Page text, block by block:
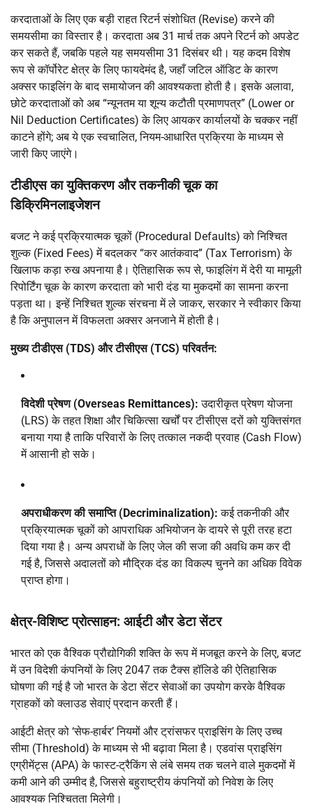
करदाताओं के लिए एक बड़ी राहत रिटर्न संशोधित (Revise) करने की
समयसीमा का विस्तार है। करदाता अब 31 मार्च तक अपने रिटर्न को अपडेट
कर सकते हैं, जबकि पहले यह समयसीमा 31 दिसंबर थी। यह कदम विशेष
रूप से कॉर्पोरेट क्षेत्र के लिए फायदेमंद है, जहाँ जटिल ऑडिट के कारण
अक्सर फाइलिंग के बाद समायोजन की आवश्यकता होती है। इसके अलावा,
छोटे करदाताओं को अब “न्यूनतम या शून्य कटौती प्रमाणपत्र” (Lower or
Nil Deduction Certificates) के लिए आयकर कार्यालयों के चक्कर नहीं
काटने होंगे; अब ये एक स्वचालित, नियम-आधारित प्रक्रिया के माध्यम से
जारी किए जाएंगे।
टीडीएस का युक्तिकरण और तकनीकी चूक का
डिक्रिमिनलाइजेशन
बजट ने कई प्रक्रियात्मक चूकों (Procedural Defaults) को निश्चित
शुल्क (Fixed Fees) में बदलकर “कर आतंकवाद” (Tax Terrorism) के
खिलाफ कड़ा रुख अपनाया है। ऐतिहासिक रूप से, फाइलिंग में देरी या मामूली
रिपोर्टिंग चूक के कारण करदाता को भारी दंड या मुकदमों का सामना करना
पड़ता था। इन्हें निश्चित शुल्क संरचना में ले जाकर, सरकार ने स्वीकार किया
है कि अनुपालन में विफलता अक्सर अनजाने में होती है।
मुख्य टीडीएस (TDS) और टीसीएस (TCS) परिवर्तन:
विदेशी प्रेषण (Overseas Remittances): उदारीकृत प्रेषण योजना
(LRS) के तहत शिक्षा और चिकित्सा खर्चों पर टीसीएस दरों को युक्तिसंगत
बनाया गया है ताकि परिवारों के लिए तत्काल नकदी प्रवाह (Cash Flow)
में आसानी हो सके।
अपराधीकरण की समाप्ति (Decriminalization): कई तकनीकी और
प्रक्रियात्मक चूकों को आपराधिक अभियोजन के दायरे से पूरी तरह हटा
दिया गया है। अन्य अपराधों के लिए जेल की सजा की अवधि कम कर दी
गई है, जिससे अदालतों को मौद्रिक दंड का विकल्प चुनने का अधिक विवेक
प्राप्त होगा।
क्षेत्र-विशिष्ट प्रोत्साहन: आईटी और डेटा सेंटर
भारत को एक वैश्विक प्रौद्योगिकी शक्ति के रूप में मजबूत करने के लिए, बजट
में उन विदेशी कंपनियों के लिए 2047 तक टैक्स हॉलिडे की ऐतिहासिक
घोषणा की गई है जो भारत के डेटा सेंटर सेवाओं का उपयोग करके वैश्विक
ग्राहकों को क्लाउड सेवाएं प्रदान करती हैं।
आईटी क्षेत्र को ‘सेफ-हार्बर’ नियमों और ट्रांसफर प्राइसिंग के लिए उच्च
सीमा (Threshold) के माध्यम से भी बढ़ावा मिला है। एडवांस प्राइसिंग
एग्रीमेंट्स (APA) के फास्ट-ट्रैकिंग से लंबे समय तक चलने वाले मुकदमों में
कमी आने की उम्मीद है, जिससे बहुराष्ट्रीय कंपनियों को निवेश के लिए
आवश्यक निश्चितता मिलेगी।